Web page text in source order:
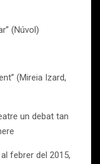
(Núvol)
(Mireia Izard,
un debat tan
febrer del 2015,